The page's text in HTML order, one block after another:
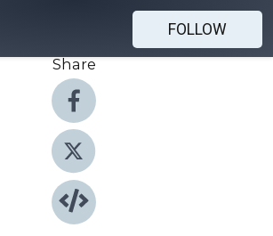
FOLLOW
Share